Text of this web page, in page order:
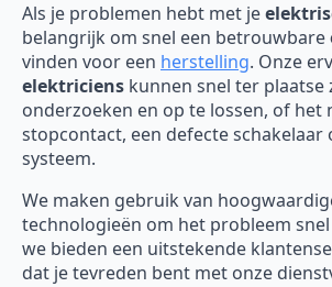
Als je problemen hebt met je
belangrijk om snel een betrouwbare
vinden voor een herstelling. Onze
elektriciens kunnen snel ter
onderzoeken en op te lossen, of het
stopcontact, een defecte
systeem.
We maken gebruik van
technologieën om het probleem
we bieden een uitstekende
dat je tevreden bent met onze